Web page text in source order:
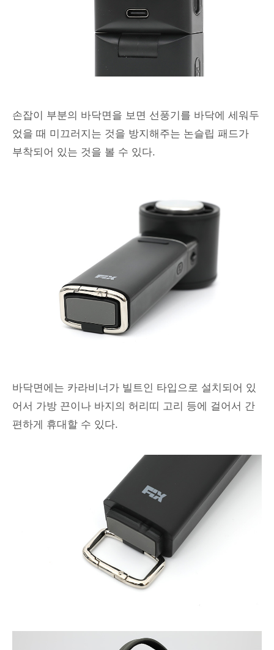
손잡이 부분의 바닥면을 보면 선풍기를 바닥에 세워두
었을 때 미끄러지는 것을 방지해주는 논슬립 패드가
부착되어 있는 것을 볼 수 있다.
바닥면에는 카라비너가 빌트인 타입으로 설치되어 있
어서 가방 끈이나 바지의 허리띠 고리 등에 걸어서 간
편하게 휴대할 수 있다.